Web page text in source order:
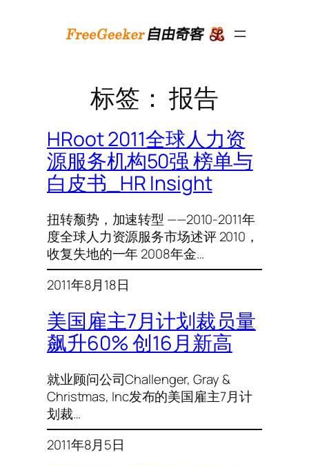
标签：报告
HRoot 2011全球人力资
源服务机构50强 榜单与
白皮书_HR Insight
扭转颓势，加速转型 ——2010-2011年
度全球人力资源服务市场述评 2010，
收复失地的一年 2008年金…
2011年8月18日
美国雇主7月计划裁员量
飙升60% 创16月新高
就业顾问公司Challenger, Gray &
Christmas, Inc发布的美国雇主7月计
划裁…
2011年8月5日